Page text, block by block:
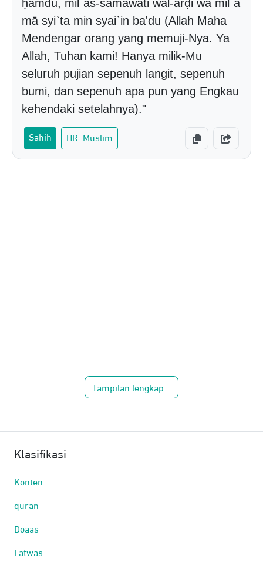
ḥamdu, mil`as-samāwāti wal-arḍi wa mil`a
mā syi`ta min syai`in ba'du (Allah Maha
Mendengar orang yang memuji-Nya. Ya
Allah, Tuhan kami! Hanya milik-Mu
seluruh pujian sepenuh langit, sepenuh
bumi, dan sepenuh apa pun yang Engkau
kehendaki setelahnya)."
Sahih HR. Muslim
Tampilan lengkap...
Klasifikasi
Konten
quran
Doaas
Fatwas